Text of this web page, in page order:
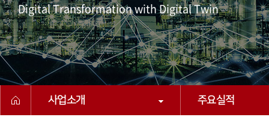
Digital Transformation with Digital Twin
사업소개 주요실적